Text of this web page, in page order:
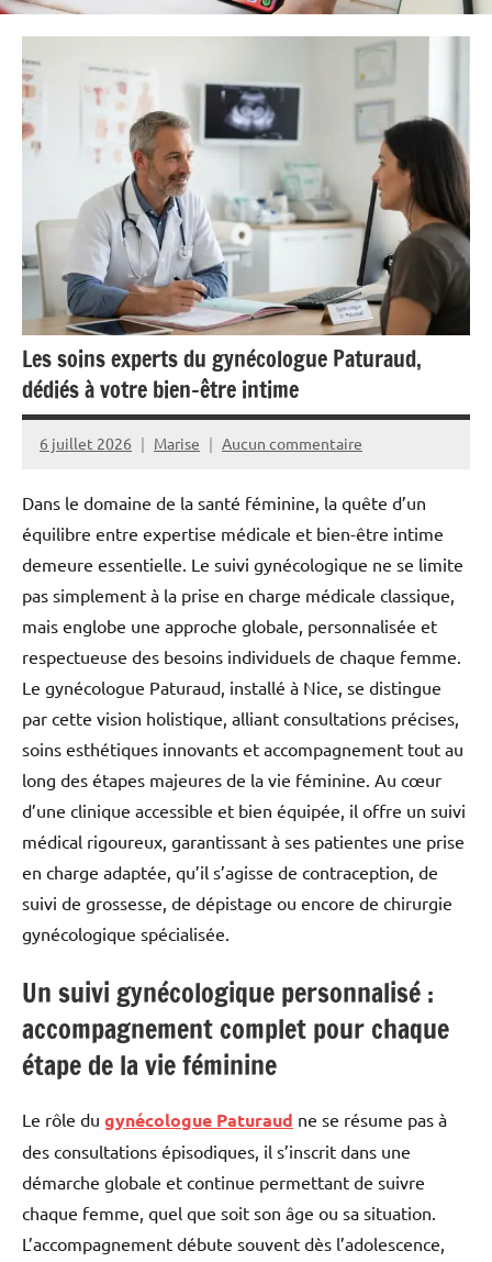
Les soins experts du gynécologue Paturaud,
dédiés à votre bien-être intime
6 juillet 2026 Marise Aucun commentaire
Dans le domaine de la santé féminine, la quête d’un
équilibre entre expertise médicale et bien-être intime
demeure essentielle. Le suivi gynécologique ne se limite
pas simplement à la prise en charge médicale classique,
mais englobe une approche globale, personnalisée et
respectueuse des besoins individuels de chaque femme.
Le gynécologue Paturaud, installé à Nice, se distingue
par cette vision holistique, alliant consultations précises,
soins esthétiques innovants et accompagnement tout au
long des étapes majeures de la vie féminine. Au cœur
d’une clinique accessible et bien équipée, il offre un suivi
médical rigoureux, garantissant à ses patientes une prise
en charge adaptée, qu’il s’agisse de contraception, de
suivi de grossesse, de dépistage ou encore de chirurgie
gynécologique spécialisée.
Un suivi gynécologique personnalisé :
accompagnement complet pour chaque
étape de la vie féminine
Le rôle du gynécologue Paturaud ne se résume pas à
des consultations épisodiques, il s’inscrit dans une
démarche globale et continue permettant de suivre
chaque femme, quel que soit son âge ou sa situation.
L’accompagnement débute souvent dès l’adolescence,